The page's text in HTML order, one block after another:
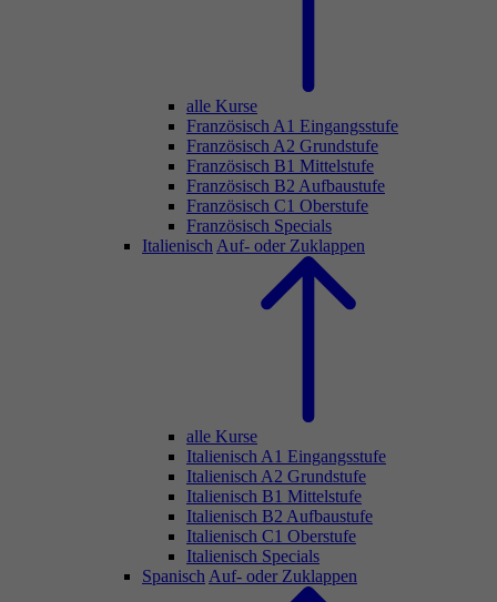
alle Kurse
Französisch A1 Eingangsstufe
Französisch A2 Grundstufe
Französisch B1 Mittelstufe
Französisch B2 Aufbaustufe
Französisch C1 Oberstufe
Französisch Specials
Italienisch Auf- oder Zuklappen
alle Kurse
Italienisch A1 Eingangsstufe
Italienisch A2 Grundstufe
Italienisch B1 Mittelstufe
Italienisch B2 Aufbaustufe
Italienisch C1 Oberstufe
Italienisch Specials
Spanisch Auf- oder Zuklappen